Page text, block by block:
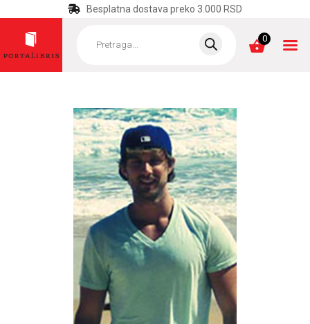
Besplatna dostava preko 3.000 RSD
search 0
POČETNA
KATEGORIJE
NAJPRODAVANIJE
NOVE KNJIGE
OTRGNUTO OD
ZABORAVA
AUTORI
AKTUELNOSTI
CENOVNIK